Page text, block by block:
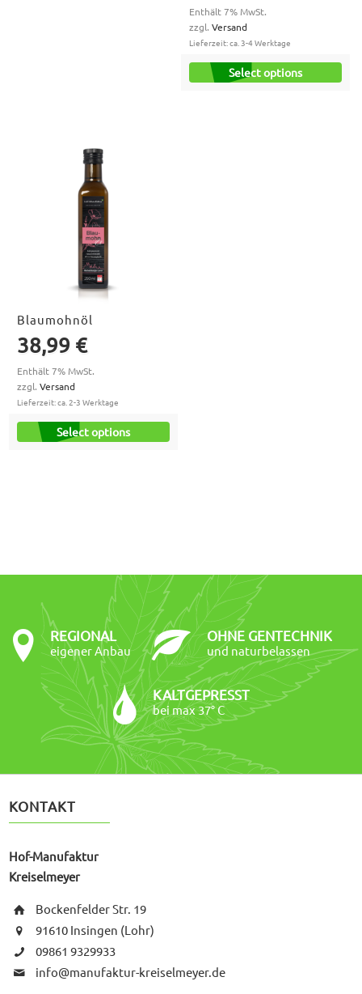
Enthält 7% MwSt.
zzgl. Versand
Lieferzeit: ca. 3-4 Werktage
Select options
Blaumohnöl
38,99 €
Enthält 7% MwSt.
zzgl.Versand
Lieferzeit: ca. 2-3 Werktage
Select options
REGIONAL
eigener Anbau
OHNE GENTECHNIK
und naturbelassen
KALTGEPRESST
bei max 37° C
KONTAKT
Hof-Manufaktur
Kreiselmeyer
Bockenfelder Str. 19
91610 Insingen (Lohr)
09861 9329933
info@manufaktur-kreiselmeyer.de